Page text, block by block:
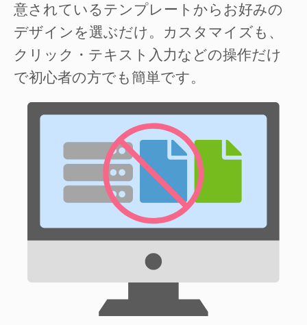
意されているテンプレートからお好みの
デザインを選ぶだけ。カスタマイズも、
クリック・テキスト入力などの操作だけ
で初心者の方でも簡単です。